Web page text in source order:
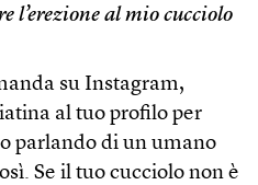
l’erezione al mio cucciolo
su Instagram,
al tuo profilo per
parlando di un umano
Se il tuo cucciolo non è